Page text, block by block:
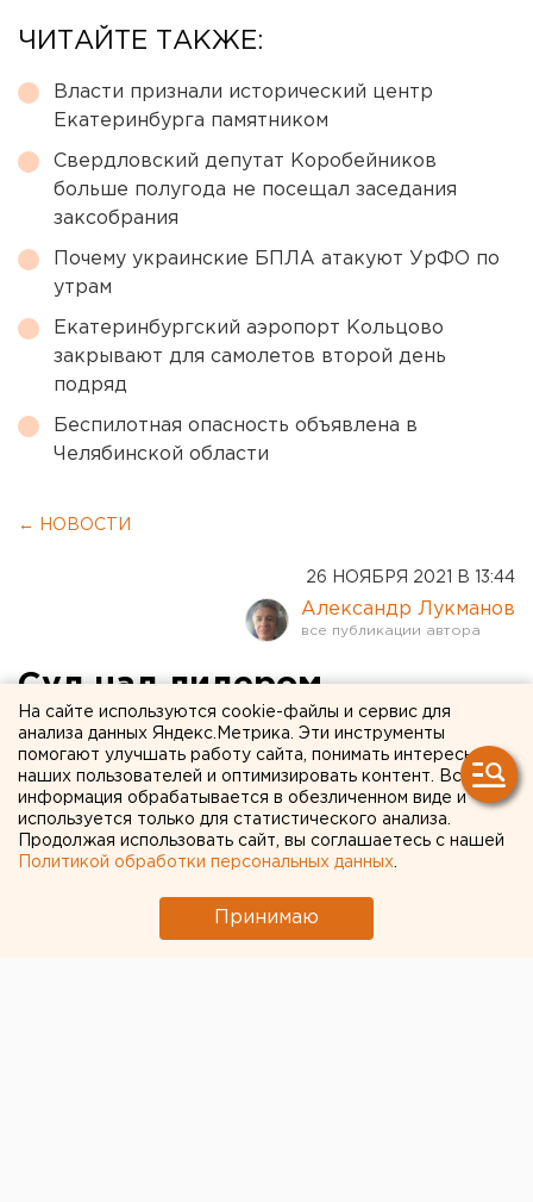
ЧИТАЙТЕ ТАКЖЕ:
Власти признали исторический центр
Екатеринбурга памятником
Свердловский депутат Коробейников
больше полугода не посещал заседания
заксобрания
Почему украинские БПЛА атакуют УрФО по
утрам
Екатеринбургский аэропорт Кольцово
закрывают для самолетов второй день
подряд
Беспилотная опасность объявлена в
Челябинской области
← НОВОСТИ
26 НОЯБРЯ 2021 В 13:44
Александр Лукманов
Суд над лидером
свердловского союза ВДВ
закрыли от прессы
На сайте используются cookie-файлы и сервис для
анализа данных Яндекс.Метрика. Эти инструменты
помогают улучшать работу сайта, понимать интересы
наших пользователей и оптимизировать контент. Вся
информация обрабатывается в обезличенном виде и
используется только для статистического анализа.
Продолжая использовать сайт, вы соглашаетесь с нашей
Политикой обработки персональных данных
Принимаю